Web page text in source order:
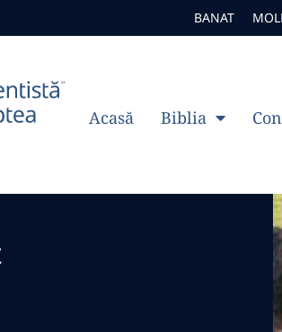
BANAT
Acasă Biblia